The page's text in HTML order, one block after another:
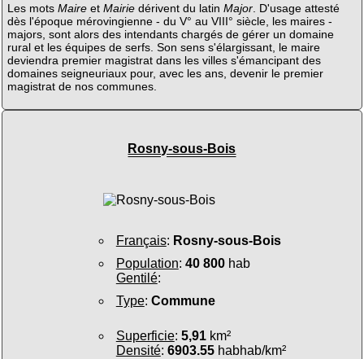
Les mots Maireet Mairiedérivent du latin Major. D'usage attesté
dès l'époque mérovingienne - du V° au VIII° siècle, les maires -
majors, sont alors des intendants chargés de gérer un domaine
rural et les équipes de serfs. Son sens s'élargissant, le maire
deviendra premier magistrat dans les villes s'émancipant des
domaines seigneuriaux pour, avec les ans, devenir le premier
magistrat de nos communes.
Rosny-sous-Bois
Français: Rosny-sous-Bois
Population: 40 800hab
Gentilé:
Type: Commune
Superficie: 5,91km²
Densité: 6903.55habhab/km²